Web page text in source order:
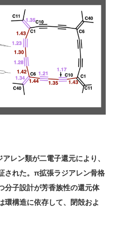
アレン類が二電子還元により、
れた。 π拡張ラジアレン骨格
分子設計が芳香族性の還元体
環構造に依存して、閉殻およ